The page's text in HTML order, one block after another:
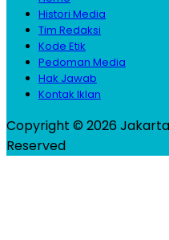
Histori Media
Tim Redaksi
Kode Etik
Pedoman Media
Hak Jawab
Kontak Iklan
Copyright © 2026
Reserved